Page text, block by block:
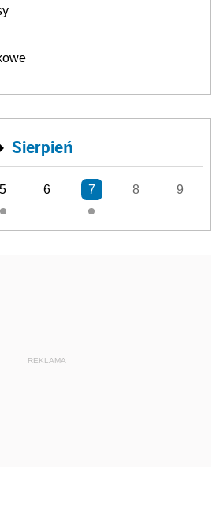
Sierpień
5 6 7 8 9
REKLAMA